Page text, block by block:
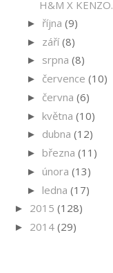
H&M X KENZO.
► října (9)
► září(8)
► srpna (8)
► července (10)
► června (6)
► května (10)
► dubna (12)
► března (11)
► února (13)
► ledna (17)
► 2015 (128)
► 2014 (29)